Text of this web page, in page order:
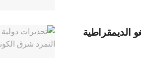
الديمقراطية